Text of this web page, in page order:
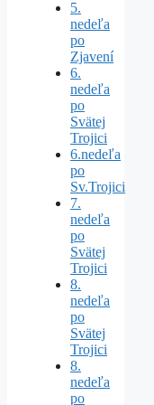
5.
nedeľa
po
Zjavení
6.
nedeľa
po
Svätej
Trojici
6.nedeľa
po
Sv.Trojici
7.
nedeľa
po
Svätej
Trojici
8.
nedeľa
po
Svätej
Trojici
8.
nedeľa
po